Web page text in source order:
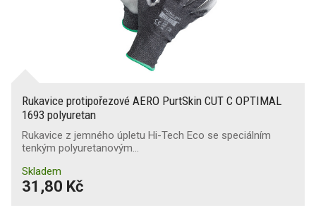
Rukavice protipořezové AERO PurtSkin CUT C OPTIMAL
1693 polyuretan
Rukavice z jemného úpletu Hi-Tech Eco se speciálním
tenkým polyuretanovým…
Skladem
31,80 Kč